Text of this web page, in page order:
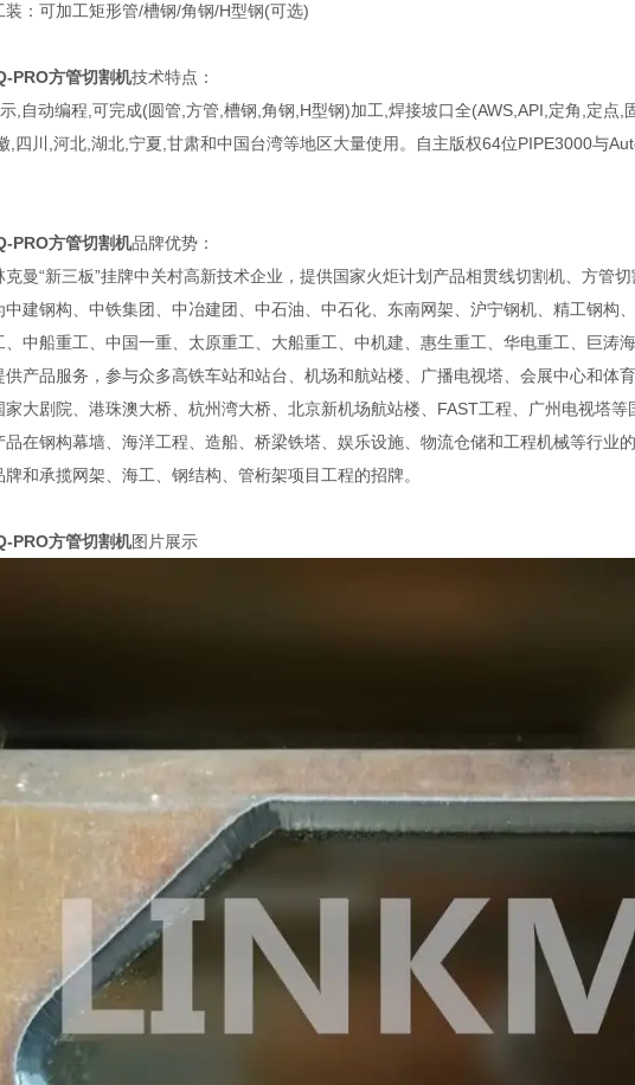
装：可加工矩形管/槽钢/角钢/H型钢(可选)
PRO方管切割机技术特点：
,自动编程,可完成(圆管,方管,槽钢,角钢,H型钢)加工,焊接坡口全(AWS,API,定角,定点
,四川,河北,湖北,宁夏,甘肃和中国台湾等地区大量使用。自主版权64位PIPE3000与
PRO方管切割机品牌优势：
克曼“新三板”挂牌中关村高新技术企业，提供国家火炬计划产品相贯线切割机、方管
中建钢构、中铁集团、中冶建团、中石油、中石化、东南网架、沪宁钢机、精工钢构
、中船重工、中国一重、太原重工、大船重工、中机建、惠生重工、华电重工、巨涛
供产品服务，参与众多高铁车站和站台、机场和航站楼、广播电视塔、会展中心和体
家大剧院、港珠澳大桥、杭州湾大桥、北京新机场航站楼、FAST工程、广州电视塔等
品在钢构幕墙、海洋工程、造船、桥梁铁塔、娱乐设施、物流仓储和工程机械等行业
牌和承揽网架、海工、钢结构、管桁架项目工程的招牌。
PRO方管切割机图片展示